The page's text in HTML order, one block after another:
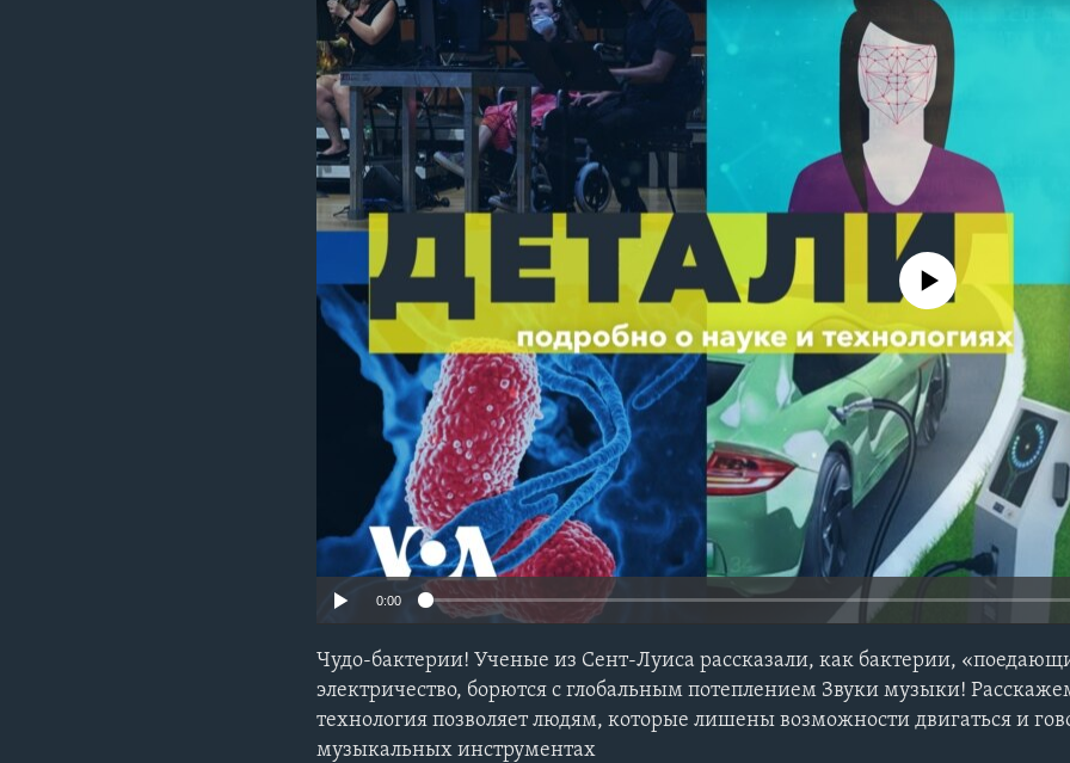
No media source currently
0:00
Чудо-бактерии! Ученые из Сент-Луиса рассказали, как бактерии,
электричество, борются с глобальным потеплением Звуки музыки!
технология позволяет людям, которые лишены возможности двигаться и
музыкальных инструментах